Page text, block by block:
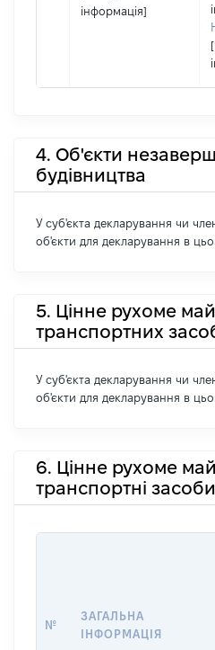
інформація]
4. Об'єкти
будівництва
У суб'єкта декларування чи
об'єкти для декларування в
5. Цінне рухоме
транспортних
У суб'єкта декларування чи
об'єкти для декларування в
6. Цінне рухоме
транспортні засоби
№
ЗАГАЛЬНА
ІНФОРМАЦІЯ